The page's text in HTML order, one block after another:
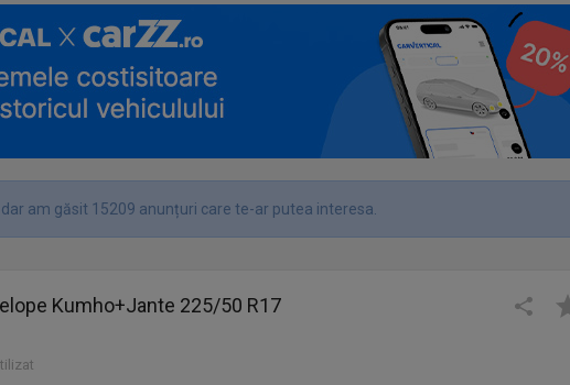
am găsit 15209 anunțuri care te-ar putea interesa.
Kumho+Jante 225/50 R17